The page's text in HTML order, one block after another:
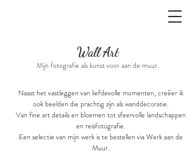
Wall Art
Mijn fotografie als kunst voor aan de muur.
Naast het vastleggen van liefdevolle momenten, creëer ik
ook beelden die prachtig zijn als wanddecoratie.
Van fine art details en bloemen tot sfeervolle landschappen
en reisfotografie.
Een selectie van mijn werk is te bestellen via Werk aan de
Muur.